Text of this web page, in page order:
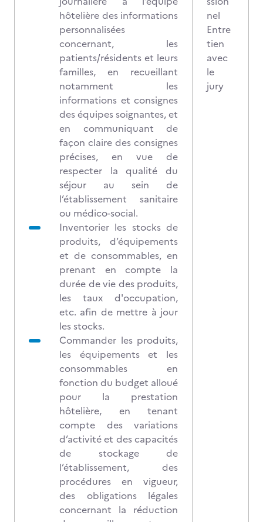
hôtelière des informations
personnalisées
concernant, les
patients/résidents et leurs
familles, en recueillant
notamment les
informations et consignes
des équipes soignantes, et
en communiquant de
façon claire des consignes
précises, en vue de
respecter la qualité du
séjour au sein de
l’établissement sanitaire
ou médico-social.
Inventorier les stocks de
produits, d’équipements
et de consommables, en
prenant en compte la
durée de vie des produits,
les taux d'occupation,
etc. afin de mettre à jour
les stocks.
Commander les produits,
les équipements et les
consommables en
fonction du budget alloué
pour la prestation
hôtelière, en tenant
compte des variations
d’activité et des capacités
de stockage de
l’établissement, des
procédures en vigueur,
des obligations légales
concernant la réduction
nel
Entre
tien
avec
le
jury